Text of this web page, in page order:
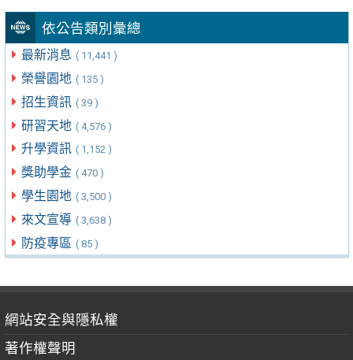
依公告類別彙總
最新消息 ( 11,441 )
榮譽園地 ( 135 )
招生資訊 ( 39 )
研習天地 ( 4,576 )
升學資訊 ( 1,152 )
獎助學金 ( 470 )
學生園地 ( 3,500 )
來文宣導 ( 3,638 )
防疫專區 ( 85 )
網站安全與隱私權
著作權聲明